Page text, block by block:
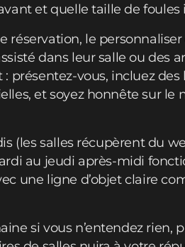
et quelle taille de foules
réservation, le
dans leur salle ou des
présentez-vous, incluez
et soyez honnête sur le
(les salles récupèrent du
au jeudi après-midi
une ligne d’objet claire
si vous n’entendez rien,